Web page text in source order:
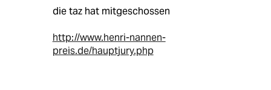
die taz hat mitgeschossen
http://www.henri-nannen-
preis.de/hauptjury.php